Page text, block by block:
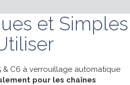
et Simples
& C6 à verrouillage automatique
pour les chaînes